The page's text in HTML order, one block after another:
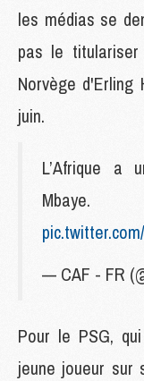
les médias se
pas le
Norvège
juin.
L’Afrique a
— CAF - FR
Pour le PSG,
jeune joueur sur